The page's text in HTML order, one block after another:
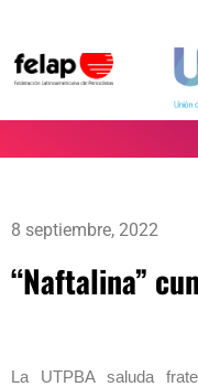
8 septiembre, 2022
“Naftalina”
La UTPBA saluda